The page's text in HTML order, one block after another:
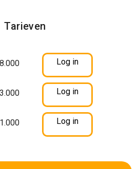
Tarieven
8.000 Log in
3.000 Log in
1.000 Log in